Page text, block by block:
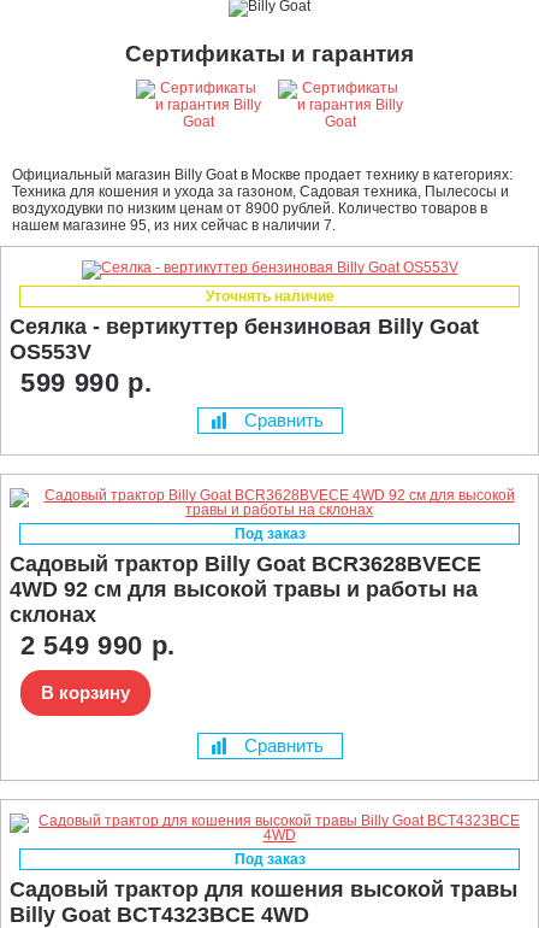
Сертификаты и гарантия
Официальный магазин Billy Goat в Москве продает технику в категориях:
Техника для кошения и ухода за газоном, Садовая техника, Пылесосы и
воздуходувки по низким ценам от 8900 рублей. Количество товаров в
нашем магазине 95, из них сейчас в наличии 7.
Уточнять наличие
Сеялка - вертикуттер бензиновая Billy Goat
OS553V
599 990 р.
Сравнить
Под заказ
Садовый трактор Billy Goat BCR3628BVECE
4WD 92 см для высокой травы и работы на
склонах
2 549 990 р.
В корзину
Сравнить
Под заказ
Садовый трактор для кошения высокой травы
Billy Goat BCT4323BCE 4WD